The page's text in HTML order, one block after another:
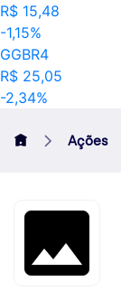
R$ 15,48
-1,15%
GGBR4
R$ 25,05
-2,34%
Ações